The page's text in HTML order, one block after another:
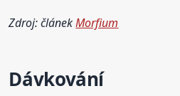
Zdroj: článekMorfium
Dávkování